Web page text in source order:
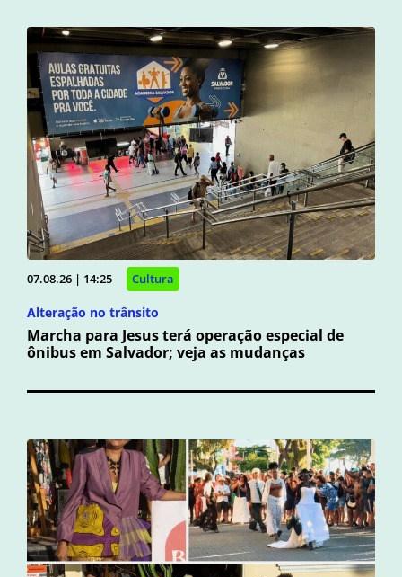
07.08.26 | 14:25 Cultura
Alteração no trânsito
Marcha para Jesus terá operação especial de
ônibus em Salvador; veja as mudanças